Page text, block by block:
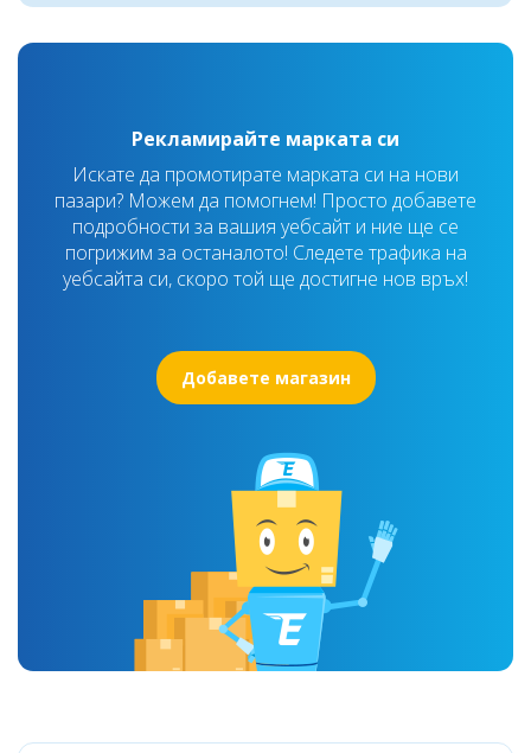
Рекламирайте марката си
Искате да промотирате марката си на нови
пазари? Можем да помогнем! Просто добавете
подробности за вашия уебсайт и ние ще се
погрижим за останалото! Следете трафика на
уебсайта си, скоро той ще достигне нов връх!
Добавете магазин